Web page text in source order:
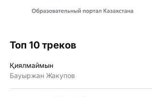
Топ 10 треков
Қиялмаймын
Бауыржан Жакупов